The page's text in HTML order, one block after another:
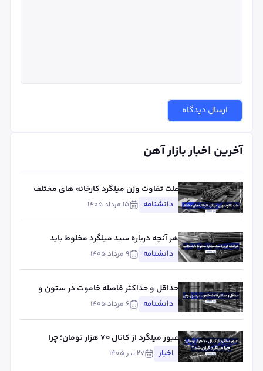
ارسال دیدگاه
آخرین اخبار بازار آهن
علت تفاوت وزن میلگرد کارخانه های مختلف
چیست؟ بررسی استاندارد، تلورانس و عوامل
مؤثر
دانشنامه ۱۵ مرداد ۱۴۰۵
هر آنچه درباره سبد میلگرد مخلوط باید
بدانید
دانشنامه ۹ مرداد ۱۴۰۵
حداقل و حداکثر فاصله خاموت در ستون و
تیر
دانشنامه ۶ مرداد ۱۴۰۵
عبور میلگرد از کانال ۷۰ هزار تومان؛ چرا
میلگرد گران شد؟
اخبار ۲۷ تیر ۱۴۰۵